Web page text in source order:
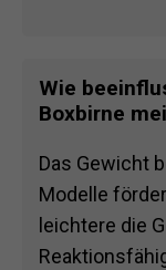
Wie
Boxbirne
Das Gewicht
Modelle
leichtere die